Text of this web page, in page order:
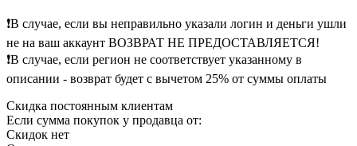
❗В случае, если вы неправильно указали логин и деньги ушли
не на ваш аккаунт ВОЗВРАТ НЕ ПРЕДОСТАВЛЯЕТСЯ!
❗В случае, если регион не соответствует указанному в
описании - возврат будет с вычетом 25% от суммы оплаты
Скидка постоянным клиентам
Если сумма покупок у продавца от:
Скидок нет